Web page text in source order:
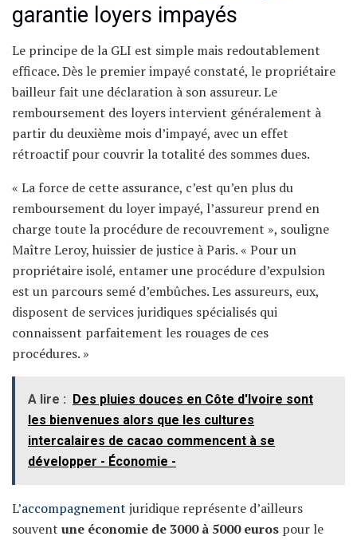
garantie loyers impayés
Le principe de la GLI est simple mais redoutablement
efficace. Dès le premier impayé constaté, le propriétaire
bailleur fait une déclaration à son assureur. Le
remboursement des loyers intervient généralement à
partir du deuxième mois d’impayé, avec un effet
rétroactif pour couvrir la totalité des sommes dues.
« La force de cette assurance, c’est qu’en plus du
remboursement du loyer impayé, l’assureur prend en
charge toute la procédure de recouvrement », souligne
Maître Leroy, huissier de justice à Paris. « Pour un
propriétaire isolé, entamer une procédure d’expulsion
est un parcours semé d’embûches. Les assureurs, eux,
disposent de services juridiques spécialisés qui
connaissent parfaitement les rouages de ces
procédures. »
A lire :
Des pluies douces en Côte d'Ivoire sont
les bienvenues alors que les cultures
intercalaires de cacao commencent à se
développer - Économie -
L’accompagnement juridique représente d’ailleurs
souvent une économie de 3000 à 5000 euros pour le